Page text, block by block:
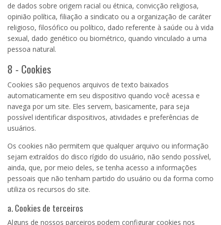
de dados sobre origem racial ou étnica, convicção religiosa,
opinião política, filiação a sindicato ou a organização de caráter
religioso, filosófico ou político, dado referente à saúde ou à vida
sexual, dado genético ou biométrico, quando vinculado a uma
pessoa natural.
8 - Cookies
Cookies são pequenos arquivos de texto baixados
automaticamente em seu dispositivo quando você acessa e
navega por um site. Eles servem, basicamente, para seja
possível identificar dispositivos, atividades e preferências de
usuários.
Os cookies não permitem que qualquer arquivo ou informação
sejam extraídos do disco rígido do usuário, não sendo possível,
ainda, que, por meio deles, se tenha acesso a informações
pessoais que não tenham partido do usuário ou da forma como
utiliza os recursos do site.
a. Cookies de terceiros
Alguns de nossos parceiros podem configurar cookies nos